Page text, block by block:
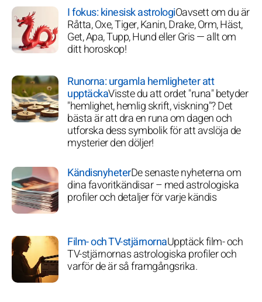
I fokus: kinesisk astrologiOavsett om du är
Råtta, Oxe, Tiger, Kanin, Drake, Orm, Häst,
Get, Apa, Tupp, Hund eller Gris — allt om
ditt horoskop!
Runorna: urgamla hemligheter att
upptäckaVisste du att ordet "runa" betyder
"hemlighet, hemlig skrift, viskning"? Det
bästa är att dra en runa om dagen och
utforska dess symbolik för att avslöja de
mysterier den döljer!
KändisnyheterDe senaste nyheterna om
dina favoritkändisar – med astrologiska
profiler och detaljer för varje kändis
Film- och TV-stjärnornaUpptäck film- och
TV-stjärnornas astrologiska profiler och
varför de är så framgångsrika.